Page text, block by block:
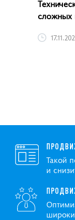
сложных
Такой
и